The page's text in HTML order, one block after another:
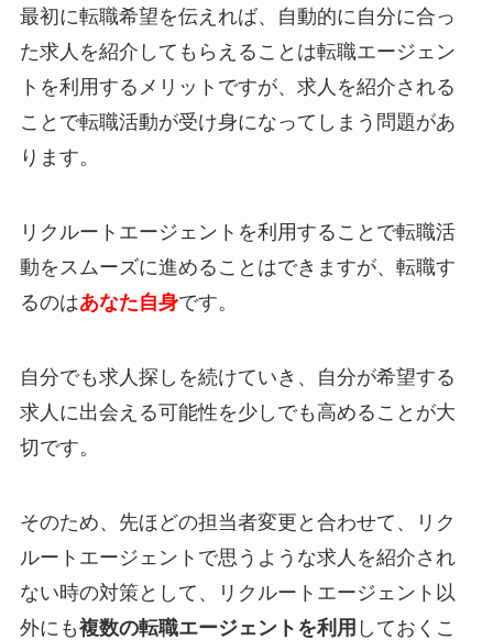
最初に転職希望を伝えれば、自動的に自分に合っ
た求人を紹介してもらえることは転職エージェン
トを利用するメリットですが、求人を紹介される
ことで転職活動が受け身になってしまう問題があ
ります。
リクルートエージェントを利用することで転職活
動をスムーズに進めることはできますが、 転職す
るのはあなた自身です。
自分でも求人探しを続けていき、自分が希望する
求人に出会える可能性を少しでも高めることが大
切です。
そのため、先ほどの担当者変更と合わせて、リク
ルートエージェントで思うような求人を紹介され
ない時の対策として、リクルートエージェント以
外にも複数の転職エージェントを利用 しておくこ